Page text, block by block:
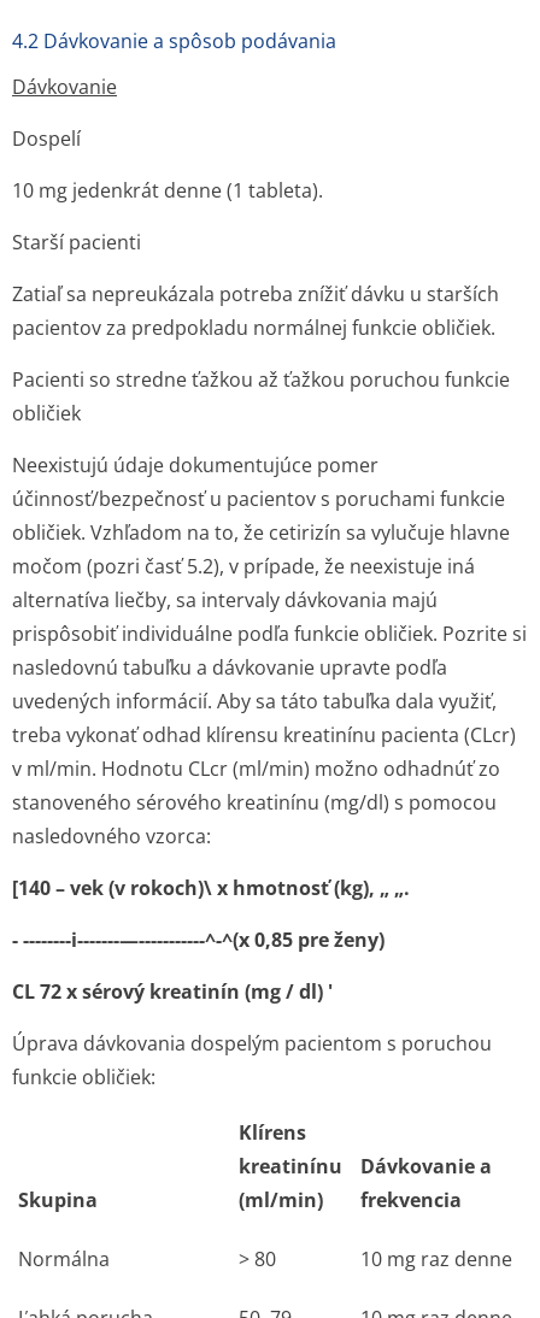
4.2 Dávkovanie a spôsob podávania
Dávkovanie
Dospelí
10 mg jedenkrát denne (1 tableta).
Starší pacienti
Zatiaľ sa nepreukázala potreba znížiť dávku u starších
pacientov za predpokladu normálnej funkcie obličiek.
Pacienti so stredne ťažkou až ťažkou poruchou funkcie
obličiek
Neexistujú údaje dokumentujúce pomer
účinnosť/bezpečnosť u pacientov s poruchami funkcie
obličiek. Vzhľadom na to, že cetirizín sa vylučuje hlavne
močom (pozri časť 5.2), v prípade, že neexistuje iná
alternatíva liečby, sa intervaly dávkovania majú
prispôsobiť individuálne podľa funkcie obličiek. Pozrite si
nasledovnú tabuľku a dávkovanie upravte podľa
uvedených informácií. Aby sa táto tabuľka dala využiť,
treba vykonať odhad klírensu kreatinínu pacienta (CLcr)
v ml/min. Hodnotu CLcr (ml/min) možno odhadnúť zo
stanoveného sérového kreatinínu (mg/dl) s pomocou
nasledovného vzorca:
[140 –vek (v rokoch)\ x hmotnosť (kg), „ „.
- --------i-------—-----------^-^(x 0,85 pre ženy)
CL 72 xsérový kreatinín (mg / dl) '
Úprava dávkovania dospelým pacientom s poruchou
funkcie obličiek:
Skupina
Klírens
kreatinínu
(ml/min)
Dávkovanie a
frekvencia
Normálna > 80 10 mg raz denne